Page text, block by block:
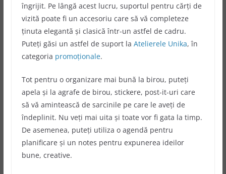
îngrijit. Pe lângă acest lucru, suportul pentru cărți de
vizită poate fi un accesoriu care să vă completeze
ținuta elegantă și clasică într-un astfel de cadru.
Puteți găsi un astfel de suport la Atelierele Unika, în
categoria promoționale.
Tot pentru o organizare mai bună la birou, puteți
apela și la agrafe de birou, stickere, post-it-uri care
să vă amintească de sarcinile pe care le aveți de
îndeplinit. Nu veți mai uita și toate vor fi gata la timp.
De asemenea, puteți utiliza o agendă pentru
planificare și un notes pentru expunerea ideilor
bune, creative.